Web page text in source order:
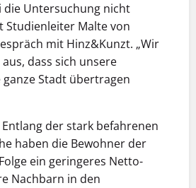
die Untersuchung nicht
Studienleiter Malte von
mit Hinz&Kunzt. „Wir
dass sich unsere
ganze Stadt übertragen
der stark befahrenen
haben die Bewohner der
ein geringeres Netto-
Nachbarn in den